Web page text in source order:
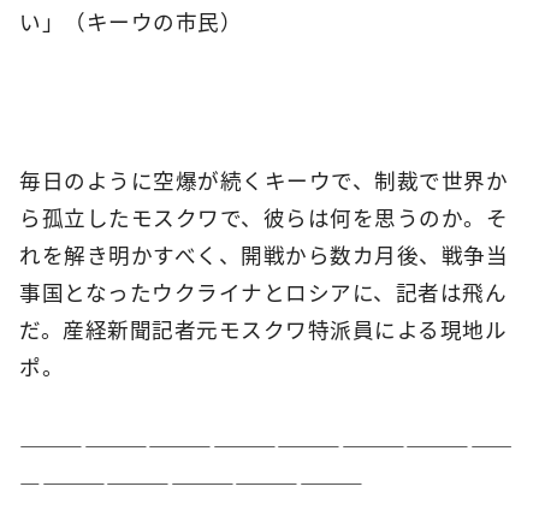
い」（キーウの市民）
毎日のように空爆が続くキーウで、制裁で世界か
ら孤立したモスクワで、彼らは何を思うのか。そ
れを解き明かすべく、開戦から数カ月後、戦争当
事国となったウクライナとロシアに、記者は飛ん
だ。産経新聞記者元モスクワ特派員による現地ル
ポ。
―――――――――――――――――――――――
――――――――――――――――